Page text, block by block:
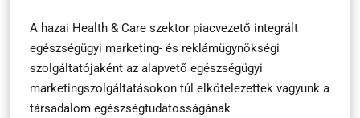
A hazai Health & Care szektor piacvezető integrált
egészségügyi marketing- és reklámügynökségi
szolgáltatójaként az alapvető egészségügyi
marketingszolgáltatásokon túl elkötelezettek vagyunk a
társadalom egészségtudatosságának